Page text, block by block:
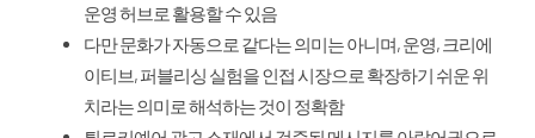
운영 허브로 활용할 수 있음
다만 문화가 자동으로 같다는 의미는 아니며, 운영, 크리에
이티브, 퍼블리싱 실험을 인접 시장으로 확장하기 쉬운 위
치라는 의미로 해석하는 것이 정확함